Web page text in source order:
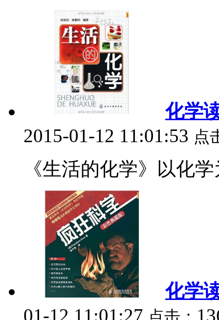
化学
2015-01-12 11:01:53 点
《生活的化学》以化
化学
01-12 11:01:27